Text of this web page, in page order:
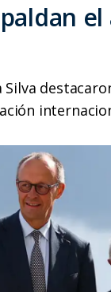
Silva